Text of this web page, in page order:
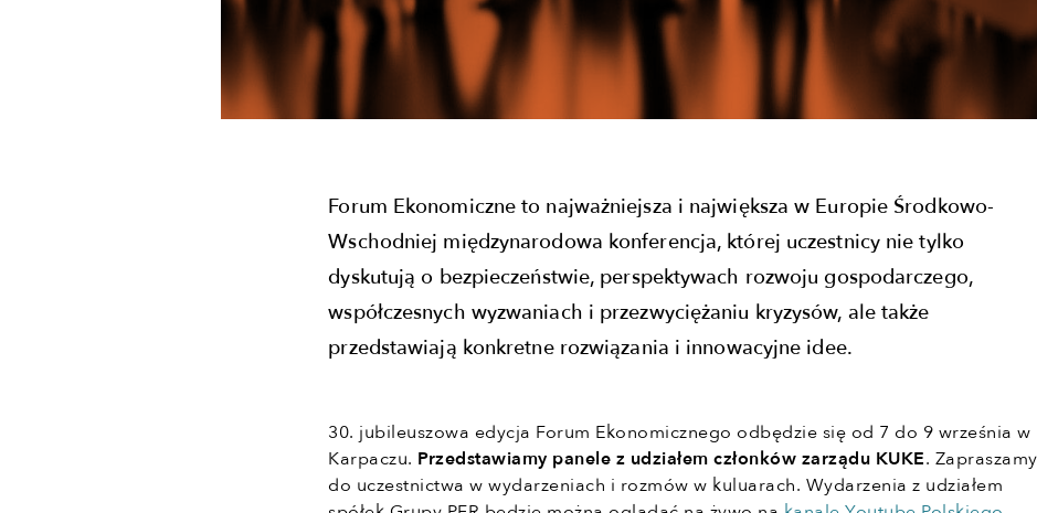
Forum Ekonomiczne to najważniejsza i największa w Europie Środkowo-
Wschodniej międzynarodowa konferencja, której uczestnicy nie tylko
dyskutują o bezpieczeństwie, perspektywach rozwoju gospodarczego,
współczesnych wyzwaniach i przezwyciężaniu kryzysów, ale także
przedstawiają konkretne rozwiązania i innowacyjne idee.
30. jubileuszowa edycja Forum Ekonomicznego odbędzie się od 7 do 9 września w
Karpaczu. Przedstawiamy panele z udziałem członków zarządu KUKE. Zapraszamy
do uczestnictwa w wydarzeniach i rozmów w kuluarach. Wydarzenia z udziałem